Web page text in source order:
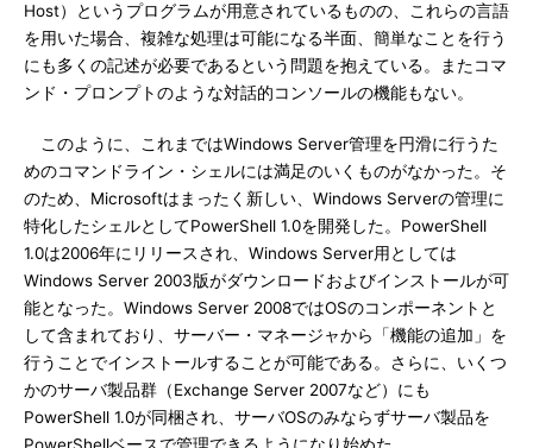
Host）というプログラムが用意されているものの、これらの言語
を用いた場合、複雑な処理は可能になる半面、簡単なことを行う
にも多くの記述が必要であるという問題を抱えている。またコマ
ンド・プロンプトのような対話的コンソールの機能もない。
このように、これまではWindows Server管理を円滑に行うた
めのコマンドライン・シェルには満足のいくものがなかった。そ
のため、Microsoftはまったく新しい、Windows Serverの管理に
特化したシェルとしてPowerShell 1.0を開発した。PowerShell
1.0は2006年にリリースされ、Windows Server用としては
Windows Server 2003版がダウンロードおよびインストールが可
能となった。Windows Server 2008ではOSのコンポーネントと
して含まれており、サーバー・マネージャから「機能の追加」を
行うことでインストールすることが可能である。さらに、いくつ
かのサーバ製品群（Exchange Server 2007など）にも
PowerShell 1.0が同梱され、サーバOSのみならずサーバ製品を